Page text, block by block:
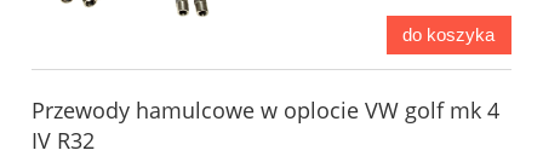
do koszyka
Przewody hamulcowe w oplocie VW golf mk 4
IV R32